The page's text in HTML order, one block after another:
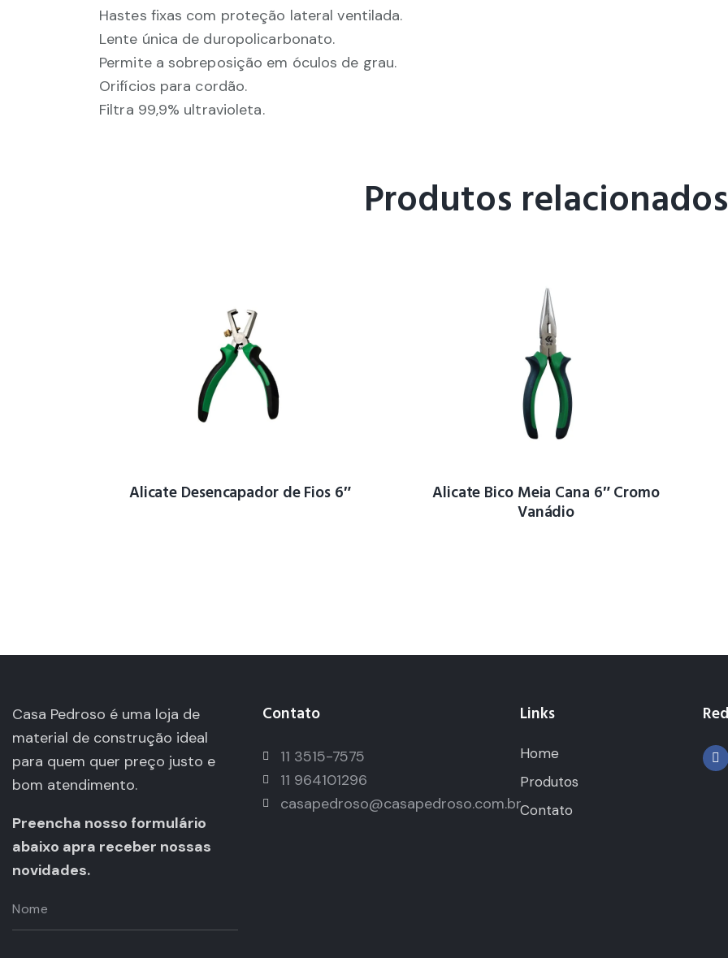
Hastes fixas com proteção lateral ventilada.
Lente única de duropolicarbonato.
Permite a sobreposição em óculos de grau.
Orifícios para cordão.
Filtra 99,9% ultravioleta.
Produtos relacionados
Alicate Desencapador de Fios 6″
Alicate Bico Meia Cana 6″ Cromo
Vanádio
Casa Pedroso é uma loja de
material de construção ideal
para quem quer preço justo e
bom atendimento.
Preencha nosso formulário
abaixo apra receber nossas
novidades.
Contato
11 3515-7575
11 964101296
casapedroso@casapedroso.com.br
Links
Home
Produtos
Contato